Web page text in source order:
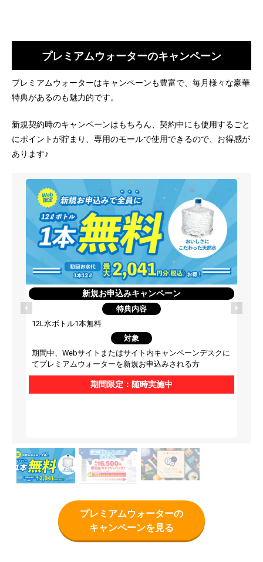
プレミアムウォーターのキャンペーン
プレミアムウォーターはキャンペーンも豊富で、毎月様々な豪華
特典があるのも魅力的です。
新規契約時のキャンペーンはもちろん、契約中にも使用するごと
にポイントが貯まり、専用のモールで使用できるので、お得感が
あります♪
新規お申込みキャンペーン
特典内容
12L水ボトル1本無料
対象
期間中、Webサイトまたはサイト内キャンペーンデスクに
てプレミアムウォーターを新規お申込みされる方
期間限定：随時実施中
プレミアムウォーターの
キャンペーンを見る